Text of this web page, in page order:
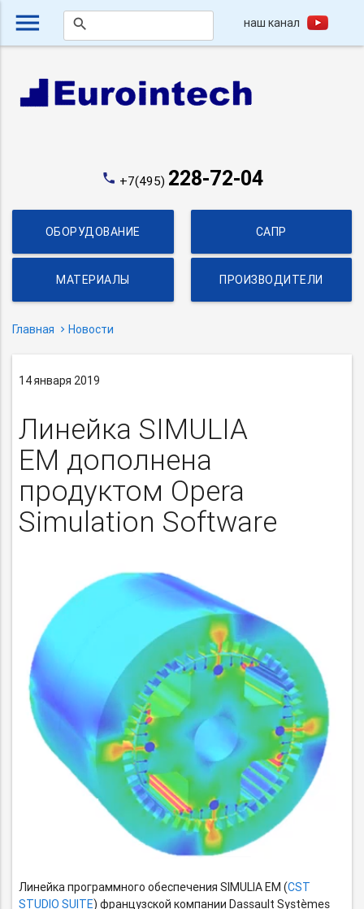
menu search наш канал
phone +7(495) 228-72-04
ОБОРУДОВАНИЕ САПР
МАТЕРИАЛЫ ПРОИЗВОДИТЕЛИ
Главная Новости
14 января 2019
Линейка SIMULIA
EM дополнена
продуктом Opera
Simulation Software
Линейка программного обеспечения SIMULIA EM (CST
STUDIO SUITE) французской компании Dassault Systèmes